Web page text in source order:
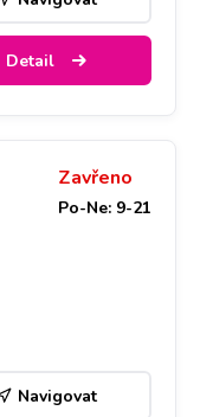
Detail
Zavřeno
Po-Ne: 9-21
Navigovat